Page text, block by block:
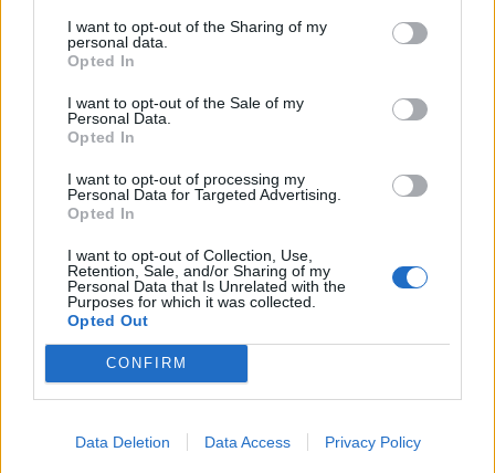
I want to opt-out of the Sharing of my
personal data.
Opted In
I want to opt-out of the Sale of my
Personal Data.
Opted In
I want to opt-out of processing my
Personal Data for Targeted Advertising.
Opted In
I want to opt-out of Collection, Use,
Retention, Sale, and/or Sharing of my
Personal Data that Is Unrelated with the
Purposes for which it was collected.
Opted Out
CONFIRM
Data Deletion Data Access Privacy Policy
PIÙ LETTI OGGI
L'Accademia Sulcitana prende il mediano
Puddu, allo Jerzu l'attaccante Bebo Atzori
10 Ago 2026
La COS approda a Barisardo tra conferme,
nuovi volti e mister Loi a fare da filo
conduttore
Il Monte Alma rinforza l'attacco con Palmas